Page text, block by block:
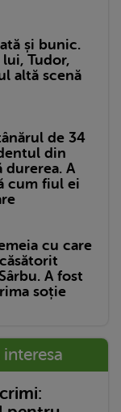
și bunic.
Tudor,
altă scenă
de 34
din
durerea. A
cum fiul ei
cu care
A fost
soție